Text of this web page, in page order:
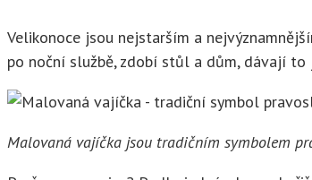
Velikonoce jsou nejstarším a
po noční službě, zdobí stůl a dům, dávají to
Malovaná vajíčka jsou tradičním symbolem